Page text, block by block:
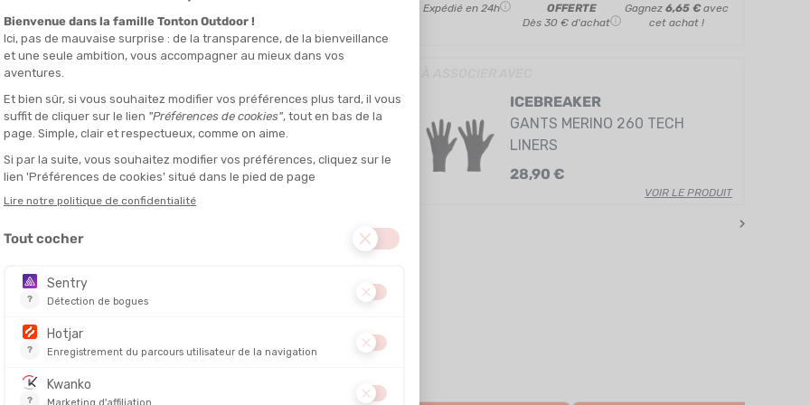
Expédié en 24h
OFFERTE
Dès 30 € d'achat
Gagnez 6,65 €avec
cet achat !
ICEBREAKER
GANTS MERINO 260 TECH
LINERS
28,90 €
VOIR LE PRODUIT
DESCRIPTION DU PRODUIT : VESTE DESCENDER ZIP HOMME